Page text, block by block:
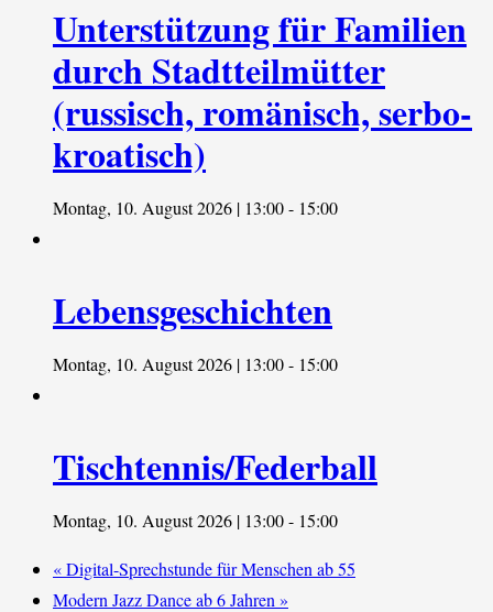
Unterstützung für Familien
durch Stadtteilmütter
(russisch, romänisch, serbo-
kroatisch)
Montag, 10. August 2026 | 13:00- 15:00
Lebensgeschichten
Montag, 10. August 2026 | 13:00- 15:00
Tischtennis/Federball
Montag, 10. August 2026 | 13:00- 15:00
«Digital-Sprechstunde für Menschen ab 55
Modern Jazz Dance ab 6 Jahren »